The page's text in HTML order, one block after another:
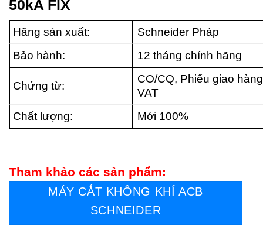
50kA FIX
Hãng sản xuất:
Schneider Pháp
Bảo hành:
12 tháng chính hãng
Chứng từ:
CO/CQ, Phiếu giao
VAT
Chất lượng:
Mới 100%
Tham khảo các sản phẩm:
MÁY CẮT KHÔNG KHÍ ACB
SCHNEIDER